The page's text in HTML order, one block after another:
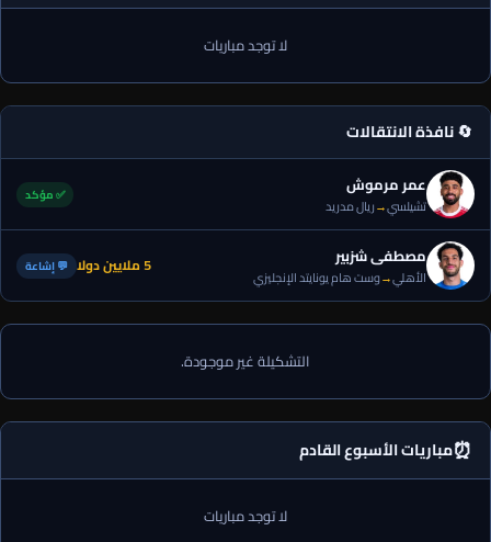
لا توجد مباريات
🔄 نافذة الانتقالات
عمر مرموش
تشيلسي→ريال مدريد
✅ مؤكد
مصطفى شزبير
الأهلي→وست هام يونايتد الإنجليزي 5 ملايين دولا 💬 إشاعة
التشكيلة غير موجودة.
⏰مباريات الأسبوع القادم
لا توجد مباريات